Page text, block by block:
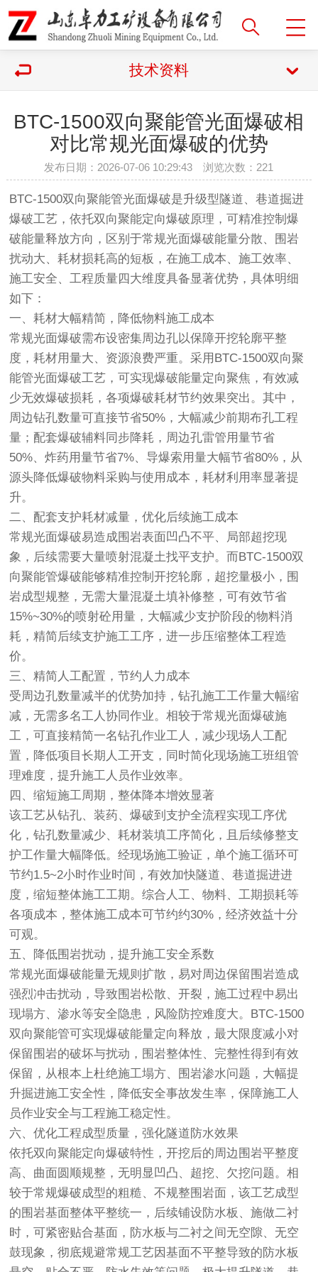
技术资料
BTC-1500双向聚能管光面爆破相
对比常规光面爆破的优势
发布日期：2026-07-06 10:29:43 浏览次数： 221
BTC-1500双向聚能管光面爆破是升级型隧道、巷道掘进
爆破工艺，依托双向聚能定向爆破原理，可精准控制爆
破能量释放方向，区别于常规光面爆破能量分散、围岩
扰动大、耗材损耗高的短板，在施工成本、施工效率、
施工安全、工程质量四大维度具备显著优势，具体明细
如下：
一、耗材大幅精简，降低物料施工成本
常规光面爆破需布设密集周边孔以保障开挖轮廓平整
度，耗材用量大、资源浪费严重。采用BTC-1500双向聚
能管光面爆破工艺，可实现爆破能量定向聚焦，有效减
少无效爆破损耗，各项爆破耗材节约效果突出。其中，
周边钻孔数量可直接节省50%，大幅减少前期布孔工程
量；配套爆破辅料同步降耗，周边孔雷管用量节省
50%、炸药用量节省7%、导爆索用量大幅节省80%，从
源头降低爆破物料采购与使用成本，耗材利用率显著提
升。
二、配套支护耗材减量，优化后续施工成本
常规光面爆破易造成围岩表面凹凸不平、局部超挖现
象，后续需要大量喷射混凝土找平支护。而BTC-1500双
向聚能管爆破能够精准控制开挖轮廓，超挖量极小，围
岩成型规整，无需大量混凝土填补修整，可有效节省
15%~30%的喷射砼用量，大幅减少支护阶段的物料消
耗，精简后续支护施工工序，进一步压缩整体工程造
价。
三、精简人工配置，节约人力成本
受周边孔数量减半的优势加持，钻孔施工工作量大幅缩
减，无需多名工人协同作业。相较于常规光面爆破施
工，可直接精简一名钻孔作业工人，减少现场人工配
置，降低项目长期人工开支，同时简化现场施工班组管
理难度，提升施工人员作业效率。
四、缩短施工周期，整体降本增效显著
该工艺从钻孔、装药、爆破到支护全流程实现工序优
化，钻孔数量减少、耗材装填工序简化，且后续修整支
护工作量大幅降低。经现场施工验证，单个施工循环可
节约1.5~2小时作业时间，有效加快隧道、巷道掘进进
度，缩短整体施工工期。综合人工、物料、工期损耗等
各项成本，整体施工成本可节约约30%，经济效益十分
可观。
五、降低围岩扰动，提升施工安全系数
常规光面爆破能量无规则扩散，易对周边保留围岩造成
强烈冲击扰动，导致围岩松散、开裂，施工过程中易出
现塌方、渗水等安全隐患，风险防控难度大。BTC-1500
双向聚能管可实现爆破能量定向释放，最大限度减小对
保留围岩的破坏与扰动，围岩整体性、完整性得到有效
保留，从根本上杜绝施工塌方、围岩渗水问题，大幅提
升掘进施工安全性，降低安全事故发生率，保障施工人
员作业安全与工程施工稳定性。
六、优化工程成型质量，强化隧道防水效果
依托双向聚能定向爆破特性，开挖后的周边围岩平整度
高、曲面圆顺规整，无明显凹凸、超挖、欠挖问题。相
较于常规爆破成型的粗糙、不规整围岩面，该工艺成型
的围岩基面整体平整统一，后续铺设防水板、施做二衬
时，可紧密贴合基面，防水板与二衬之间无空隙、无空
鼓现象，彻底规避常规工艺因基面不平整导致的防水板